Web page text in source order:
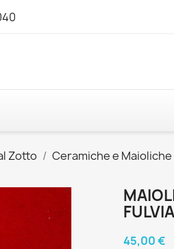
Zotto Ceramiche e Maioliche
45,00 €